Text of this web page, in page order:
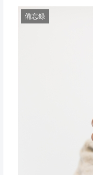
備忘録